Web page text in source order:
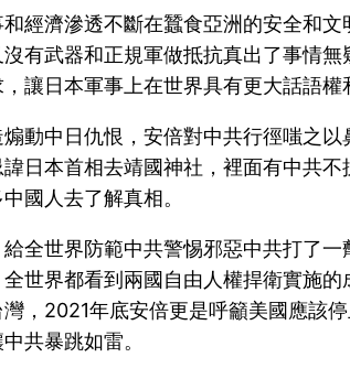
經濟滲透不斷在蠶食亞洲的安全和
有武器和正規軍做抵抗真出了事情
讓日本軍事上在世界具有更大話語權
動中日仇恨，安倍對中共行徑嗤之
日本首相去靖國神社，裡面有中共
國人去了解真相。
全世界防範中共警惕邪惡中共打了
世界都看到兩國自由人權捍衛實施
，2021年底安倍更是呼籲美國應該
共暴跳如雷。